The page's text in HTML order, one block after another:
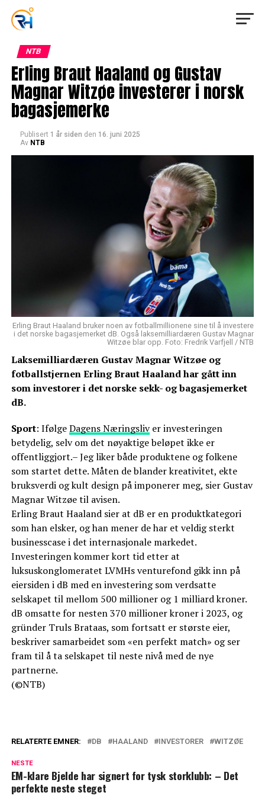
NTB
Erling Braut Haaland og Gustav
Magnar Witzøe investerer i norsk
bagasjemerke
Publisert 1 år siden den 16. juni 2025
Av NTB
Erling Braut Haaland bruker noen av fotballmillionene sine til å investere
i det norske bagasjemerket dB. Også laksemilliardæren Gustav Magnar
Witzøe blar opp. Foto: Fredrik Varfjell / NTB
Laksemilliardæren Gustav Magnar Witzøe og
fotballstjernen Erling Braut Haaland har gått inn
som investorer i det norske sekk- og bagasjemerket
dB.
Sport: IfølgeDagens Næringsliver investeringen
betydelig, selv om det nøyaktige beløpet ikke er
offentliggjort.– Jeg liker både produktene og folkene
som startet dette. Måten de blander kreativitet, ekte
bruksverdi og kult design på imponerer meg, sier Gustav
Magnar Witzøe til avisen.
Erling Braut Haaland sier at dB er en produktkategori
som han elsker, og han mener de har et veldig sterkt
businesscase i det internasjonale markedet.
Investeringen kommer kort tid etter at
luksuskonglomeratet LVMHs venturefond gikk inn på
eiersiden i dB med en investering som verdsatte
selskapet til mellom 500 millioner og 1 milliard kroner.
dB omsatte for nesten 370 millioner kroner i 2023, og
gründer Truls Brataas, som fortsatt er største eier,
beskriver samarbeidet som «en perfekt match» og ser
fram til å ta selskapet til neste nivå med de nye
partnerne.
(©NTB)
RELATERTE EMNER: DB HAALAND INVESTORER WITZØE
NESTE
EM-klare Bjelde har signert for tysk storklubb: – Det
perfekte neste steget